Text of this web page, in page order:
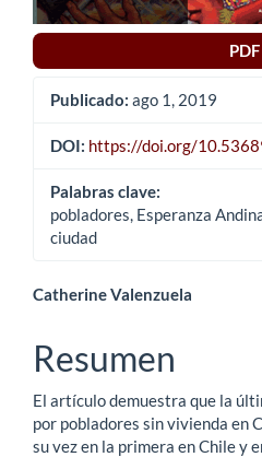
PDF
Publicado: ago 1, 2019
DOI: https://doi.org/
Palabras clave:
pobladores, Esperanza
ciudad
Contenido
principal
del
artículo
Catherine Valenzuela
Resumen
El artículo demuestra que la
por pobladores sin vivienda en
su vez en la primera en Chile y